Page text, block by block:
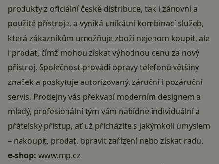
produkty z oficiální české distribuce, tak i zánovní a
použité přístroje, a vyniká unikátní kombinací služeb,
která zákazníkům umožňuje zboží nejenom koupit, ale
i prodat, čímž mohou získat výhodnou cenu za nový
přístroj. Společnost provádí opravy telefonů většiny
značek a poskytuje autorizovaný, záruční i pozáruční
servis. Prodejny vás překvapí moderním designem a
mladý, profesionální tým vám nabídne individuální a
přátelský přístup, ať už přicházíte s jakýmkoli úmyslem
– nakoupit, prodat, opravit zařízení nebo získat radu.
e-shop: www.mp.cz